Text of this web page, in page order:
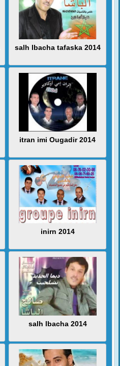
salh lbacha tafaska 2014
itran imi Ougadir 2014
inirn 2014
salh lbacha 2014